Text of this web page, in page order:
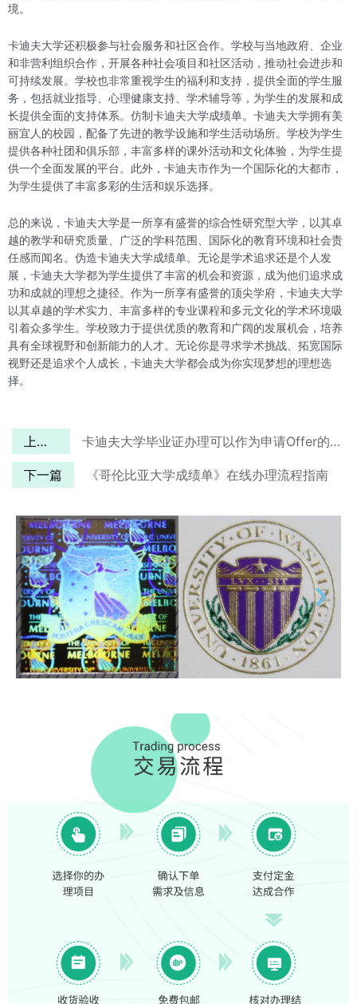
境。
卡迪夫大学还积极参与社会服务和社区合作。学校与当地政府、企业
和非营利组织合作，开展各种社会项目和社区活动，推动社会进步和
可持续发展。学校也非常重视学生的福利和支持，提供全面的学生服
务，包括就业指导、心理健康支持、学术辅导等，为学生的发展和成
长提供全面的支持体系。仿制卡迪夫大学成绩单。卡迪夫大学拥有美
丽宜人的校园，配备了先进的教学设施和学生活动场所。学校为学生
提供各种社团和俱乐部，丰富多样的课外活动和文化体验，为学生提
供一个全面发展的平台。此外，卡迪夫市作为一个国际化的大都市，
为学生提供了丰富多彩的生活和娱乐选择。
总的来说，卡迪夫大学是一所享有盛誉的综合性研究型大学，以其卓
越的教学和研究质量、广泛的学科范围、国际化的教育环境和社会责
任感而闻名。伪造卡迪夫大学成绩单。无论是学术追求还是个人发
展，卡迪夫大学都为学生提供了丰富的机会和资源，成为他们追求成
功和成就的理想之捷径。作为一所享有盛誉的顶尖学府，卡迪夫大学
以其卓越的学术实力、丰富多样的专业课程和多元文化的学术环境吸
引着众多学生。学校致力于提供优质的教育和广阔的发展机会，培养
具有全球视野和创新能力的人才。无论你是寻求学术挑战、拓宽国际
视野还是追求个人成长，卡迪夫大学都会成为你实现梦想的理想选
择。
上一篇 卡迪夫大学毕业证办理可以作为申请Offer的材料吗
下一篇 《哥伦比亚大学成绩单》在线办理流程指南